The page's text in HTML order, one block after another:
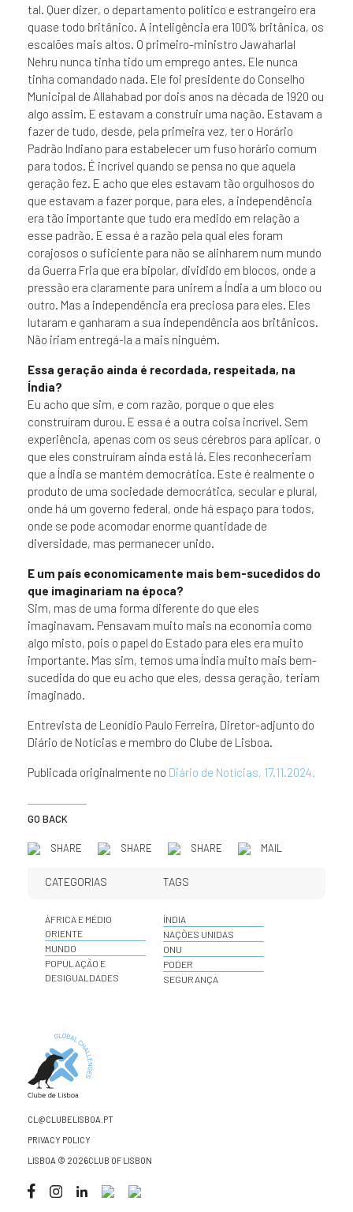
tal. Quer dizer, o departamento político e estrangeiro era
quase todo britânico. A inteligência era 100% britânica, os
escalões mais altos. O primeiro-ministro Jawaharlal
Nehru nunca tinha tido um emprego antes. Ele nunca
tinha comandado nada. Ele foi presidente do Conselho
Municipal de Allahabad por dois anos na década de 1920 ou
algo assim. E estavam a construir uma nação. Estavam a
fazer de tudo, desde, pela primeira vez, ter o Horário
Padrão Indiano para estabelecer um fuso horário comum
para todos. É incrível quando se pensa no que aquela
geração fez. E acho que eles estavam tão orgulhosos do
que estavam a fazer porque, para eles, a independência
era tão importante que tudo era medido em relação a
esse padrão. E essa é a razão pela qual eles foram
corajosos o suficiente para não se alinharem num mundo
da Guerra Fria que era bipolar, dividido em blocos, onde a
pressão era claramente para unirem a Índia a um bloco ou
outro. Mas a independência era preciosa para eles. Eles
lutaram e ganharam a sua independência aos britânicos.
Não iriam entregá-la a mais ninguém.
Essa geração ainda é recordada, respeitada, na
Índia?
Eu acho que sim, e com razão, porque o que eles
construíram durou. E essa é a outra coisa incrível. Sem
experiência, apenas com os seus cérebros para aplicar, o
que eles construíram ainda está lá. Eles reconheceriam
que a Índia se mantém democrática. Este é realmente o
produto de uma sociedade democrática, secular e plural,
onde há um governo federal, onde há espaço para todos,
onde se pode acomodar enorme quantidade de
diversidade, mas permanecer unido.
E um país economicamente mais bem-sucedidos do
que imaginariam na época?
Sim, mas de uma forma diferente do que eles
imaginavam. Pensavam muito mais na economia como
algo misto, pois o papel do Estado para eles era muito
importante. Mas sim, temos uma Índia muito mais bem-
sucedida do que eu acho que eles, dessa geração, teriam
imaginado.
Entrevista de Leonídio Paulo Ferreira, Diretor-adjunto do
Diário de Notícias e membro do Clube de Lisboa.
Publicada originalmente no Diário de Notícias, 17.11.2024.
GO BACK
SHARE SHARE SHARE MAIL
CATEGORIAS
ÁFRICA E MÉDIO
ORIENTE
MUNDO
POPULAÇÃO E
DESIGUALDADES
TAGS
ÍNDIA
NAÇÕES UNIDAS
ONU
PODER
SEGURANÇA
CL@CLUBELISBOA.PT
PRIVACY POLICY
LISBOA © 2026CLUB OF LISBON